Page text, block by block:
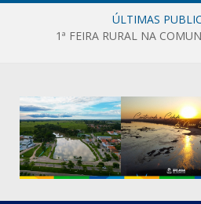
ÚLTIMAS
1ª FEIRA RURAL NA